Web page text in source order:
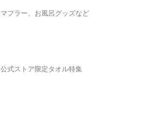
マフラー、お風呂グッズなど
公式ストア限定タオル特集